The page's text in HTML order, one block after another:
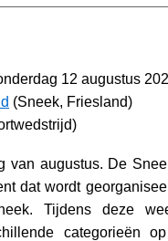
12 augustus
(Sneek, Friesland)
van augustus. De
dat wordt
Tijdens deze
categorieën